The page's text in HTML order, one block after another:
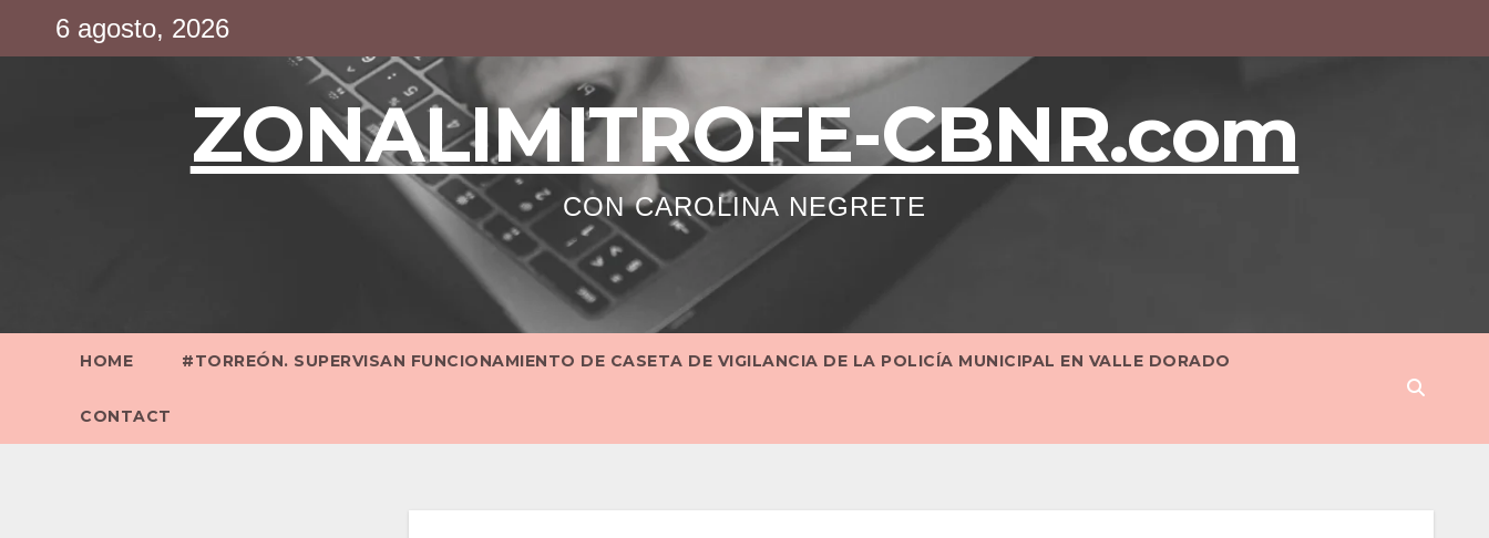
6 agosto, 2026
ZONALIMITROFE-CBNR.com
CON CAROLINA NEGRETE
HOME #TORREÓN. SUPERVISAN FUNCIONAMIENTO DE CASETA DE VIGILANCIA DE LA POLICÍA MUNICIPAL EN VALLE DORADO
CONTACT